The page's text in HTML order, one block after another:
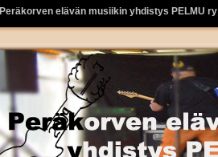
Peräkorven elävän musiikin yhdistys PELMU ry